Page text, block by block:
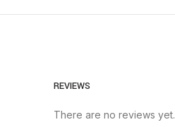
REVIEWS
There are no reviews yet.